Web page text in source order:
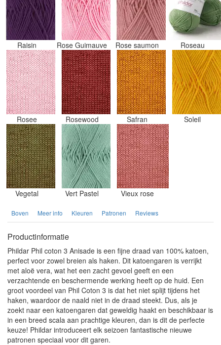
Raisin Rose Guimauve Rose saumon Roseau
Rosee Rosewood Safran Soleil
Vegetal Vert Pastel Vieux rose
Boven Meer info Kleuren Patronen Reviews
Productinformatie
Phildar Phil coton 3 Anisade is een fijne draad van 100% katoen,
perfect voor zowel breien als haken. Dit katoengaren is verrijkt
met aloë vera, wat het een zacht gevoel geeft en een
verzachtende en beschermende werking heeft op de huid. Een
groot voordeel van Phil Coton 3 is dat het niet splijt tijdens het
haken, waardoor de naald niet in de draad steekt. Dus, als je
zoekt naar een katoengaren dat geweldig haakt en beschikbaar is
in een breed scala aan prachtige kleuren, dan is dit de perfecte
keuze! Phildar introduceert elk seizoen fantastische nieuwe
patronen speciaal voor dit garen.